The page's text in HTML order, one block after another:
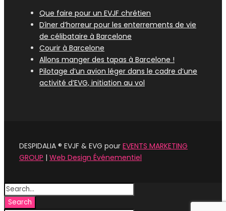
Que faire pour un EVJF chrétien
Dîner d’horreur pour les enterrements de vie
de célibataire à Barcelone
Courir à Barcelone
Allons manger des tapas à Barcelone !
Pilotage d’un avion léger dans le cadre d’une
activité d’EVG, initiation au vol
DESPIDALIA ® EVJF & EVG pour EVENTS MARKETING
GROUP | Web Design Événementiel